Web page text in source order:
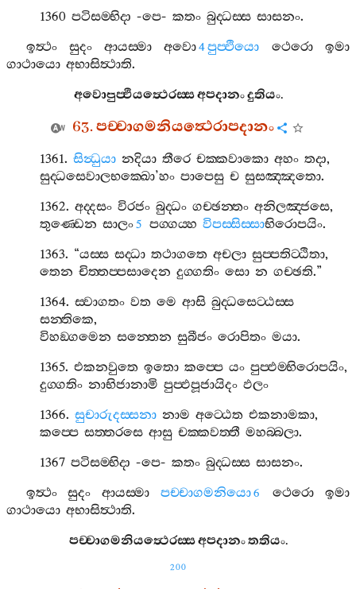
1360පටිසම‍්භිදා -පෙ-කතං බුද‍්ධස‍්ස සාසනං.
ඉත්‍ථං
සුදං ආයස‍්මා අවො 4 පුප‍්ඵියො ථෙරො
ඉමා
ගාථායො අභාසිත්‍ථාති.
අවොපුප‍්ඵියත්‍ථෙරස‍්සඅපදානංදුතියං.
63.පච‍්චාගමනියත්‍ථෙරාපදානං
1361.සින්‍ධුයා නදියා තීරෙ චක‍්කවාකො අහං තදා,
සුද‍්ධසෙවාලභක‍්ඛො’හං පාපෙසු ච සුසඤ‍්ඤතො.
1362.අද‍්දසං විරජං බුද‍්ධං ගච‍්ඡන‍්තං අනිලඤ‍්ජසෙ,
තුණ‍්ඩෙන සාලං5 පග‍්ගය‍්හ විපස‍්සිස‍්සාභිරොපයිං.
1363. “යස‍්ස සද‍්ධා තථාගතෙ අචලා සුප‍්පතිට‍්ඨිතා,
තෙන චිත‍්තප‍්පසාදෙන දුග‍්ගතිං සො න ගච‍්ඡති.”
1364.ස‍්වාගතං වත මෙ ආසි බුද‍්ධසෙට‍්ඨස‍්ස
සන‍්තිකෙ,
විහඞ‍්ගමෙන සන‍්තෙන සුබීජං රොපිතං මයා.
1365.එකනවුතෙ ඉතො කප‍්පෙ යං පුප‍්ඵම‍්භිරොපයිං,
දුග‍්ගතිං නාභිජානාමි පුප‍්ඵපූජායිදං ඵලං
1366.සුචාරුදස‍්සනා නාම අට‍්ඨෙත එකනාමකා,
කප‍්පෙ සත‍්තරසෙ ආසු චක‍්කවත‍්තී මහබ‍්බලා.
1367පටිසම‍්භිදා -පෙ-කතං බුද‍්ධස‍්ස සාසනං.
ඉත්‍ථං
සුදං ආයස‍්මා පච‍්චාගමනියො6 ථෙරො
ඉමා
ගාථායො අභාසිත්‍ථාති.
පච‍්චාගමනියත්‍ථෙරස‍්සඅපදානංතතියං.
200